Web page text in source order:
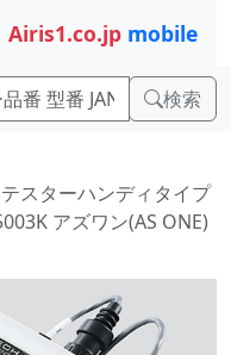
Airis1.co.jp mobile
検索
スターハンディタイプ
アズワン(AS ONE)